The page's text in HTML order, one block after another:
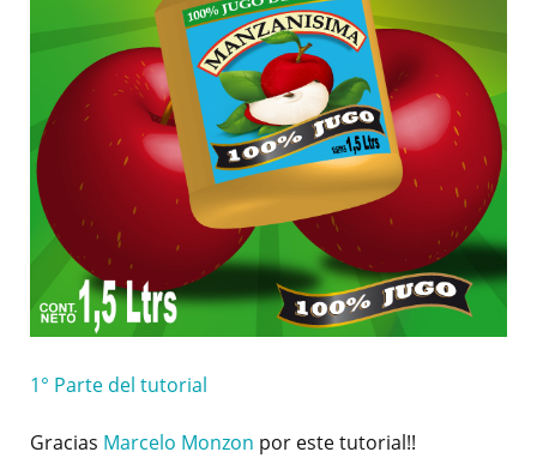
1° Parte del tutorial
Gracias Marcelo Monzon por este tutorial!!